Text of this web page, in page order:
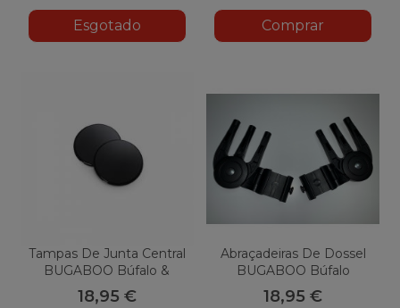
Esgotado Comprar
Tampas De Junta Central
BUGABOO Búfalo &
Burro
18,95 €
Abraçadeiras De Dossel
BUGABOO Búfalo
/Burro/Corredor
18,95 €